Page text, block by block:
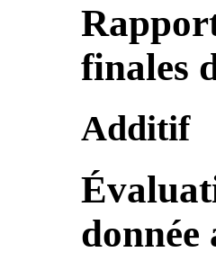
finales
Additif
donnée